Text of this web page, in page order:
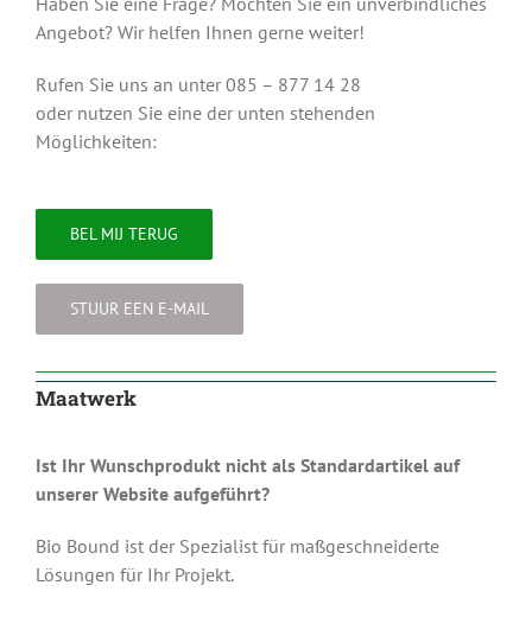
Angebot? Wir helfen Ihnen gerne weiter!
Rufen Sie uns an unter 085 – 877 14 28
oder nutzen Sie eine der unten stehenden
Möglichkeiten:
BEL MIJ TERUG
STUUR EEN E-MAIL
Maatwerk
Ist Ihr Wunschprodukt nicht als Standardartikel auf
unserer Website aufgeführt?
Bio Bound ist der Spezialist für maßgeschneiderte
Lösungen für Ihr Projekt.